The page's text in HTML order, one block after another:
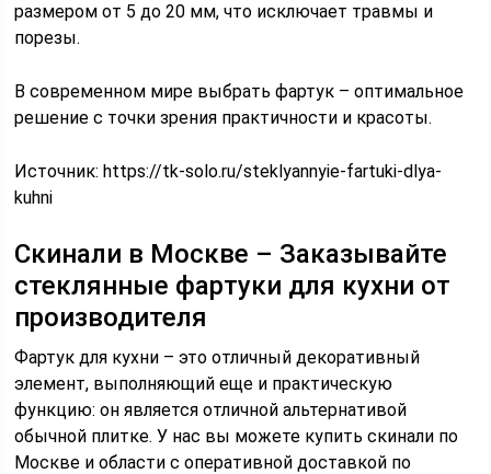
размером от 5 до 20 мм, что исключает травмы и
порезы.
В современном мире выбрать фартук – оптимальное
решение с точки зрения практичности и красоты.
Источник:https://tk-solo.ru/steklyannyie-fartuki-dlya-
kuhni
Скинали в Москве – Заказывайте
стеклянные фартуки для кухни от
производителя
Фартук для кухни – это отличный декоративный
элемент, выполняющий еще и практическую
функцию: он является отличной альтернативой
обычной плитке. У нас вы можете купить скинали по
Москве и области с оперативной доставкой по